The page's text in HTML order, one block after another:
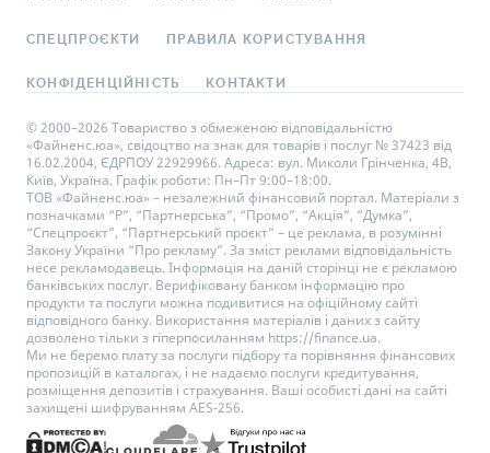
СПЕЦПРОЄКТИ ПРАВИЛА КОРИСТУВАННЯ
КОНФІДЕНЦІЙНІСТЬ КОНТАКТИ
© 2000–2026 Товариство з обмеженою відповідальністю
«Файненс.юа», свідоцтво на знак для товарів і послуг № 37423 від
16.02.2004, ЄДРПОУ 22929966. Адреса: вул. Миколи Грінченка, 4В,
Київ, Україна. Графік роботи: Пн–Пт 9:00–18:00.
ТОВ «Файненс.юа» – незалежний фінансовий портал. Матеріали з
позначками “Р”, “Партнерська”, “Промо”, “Акція”, “Думка”,
“Спецпроєкт”, “Партнерський проєкт” – це реклама, в розумінні
Закону України “Про рекламу”. За зміст реклами відповідальність
несе рекламодавець. Інформація на даній сторінці не є рекламою
банківських послуг. Верифіковану банком інформацію про
продукти та послуги можна подивитися на офіційному сайті
відповідного банку. Використання матеріалів і даних з сайту
дозволено тільки з гіперпосиланням https://finance.ua.
Ми не беремо плату за послуги підбору та порівняння фінансових
пропозицій в каталогах, і не надаємо послуги кредитування,
розміщення депозитів і страхування. Ваші особисті дані на сайті
захищені шифруванням AES-256.